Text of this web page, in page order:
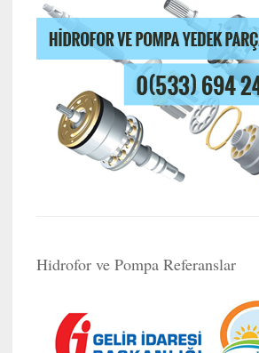
Hidrofor ve Pompa Referanslar